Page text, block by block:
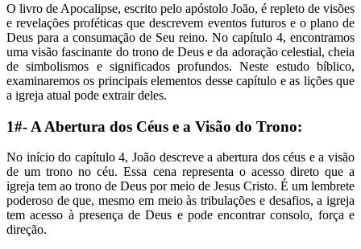
O livro de Apocalipse, escrito pelo apóstolo João, é repleto de visões
e revelações proféticas que descrevem eventos futuros e o plano de
Deus para a consumação de Seu reino. No capítulo 4, encontramos
uma visão fascinante do trono de Deus e da adoração celestial, cheia
de simbolismos e significados profundos. Neste estudo bíblico,
examinaremos os principais elementos desse capítulo e as lições que
a igreja atual pode extrair deles.
1#- A Abertura dos Céus e a Visão do Trono:
No início do capítulo 4, João descreve a abertura dos céus e a visão
de um trono no céu. Essa cena representa o acesso direto que a
igreja tem ao trono de Deus por meio de Jesus Cristo. É um lembrete
poderoso de que, mesmo em meio às tribulações e desafios, a igreja
tem acesso à presença de Deus e pode encontrar consolo, força e
direção.